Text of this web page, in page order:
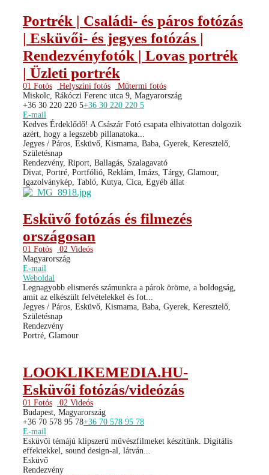
Portrék | Családi- és páros fotózás
| Esküvői- és jegyes fotózás |
Rendezvényfotók | Lovas portrék
| Üzleti portrék
01 Fotós Helyszíni fotós
Műtermi fotós
Miskolc, Rákóczi Ferenc utca 9, Magyarország
+36 30 220 220 5+36 30 220 220 5
E-mail
Kedves Érdeklődő! A Császár Fotó csapata elhivatottan dolgozik
azért, hogy a legszebb pillanatoka...
Jegyes / Páros, Esküvő, Kismama, Baba, Gyerek, Keresztelő,
Születésnap
Rendezvény, Riport, Ballagás, Szalagavató
Divat, Portré, Portfólió, Reklám, Imázs, Tárgy, Glamour,
Igazolványkép, Tabló, Kutya, Cica, Egyéb állat
Esküvő fotózás és filmezés
országosan
01 Fotós
02 Videós
Magyarország
E-mail
Weboldal
Legnagyobb elismerés számunkra a párok öröme, a boldogság,
amit az elkészült felvételekkel és fot...
Jegyes / Páros, Esküvő, Kismama, Baba, Gyerek, Keresztelő,
Születésnap
Rendezvény
Portré, Glamour
LOOKLIKEMEDIA.HU-
Esküvői fotózás/videózás
01 Fotós
02 Videós
Budapest, Magyarország
+36 70 578 95 78+36 70 578 95 78
E-mail
Esküvői témájú klipszerű művészfilmeket készítünk. Digitális
effektekkel, sound design-al, látván...
Esküvő
Rendezvény